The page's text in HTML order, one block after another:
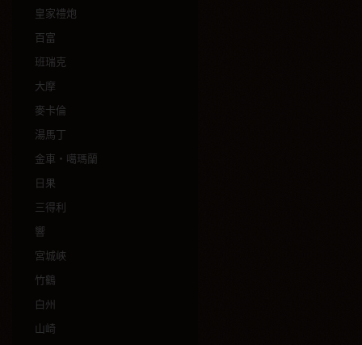
皇家禮炮
百富
班瑞克
大摩
麥卡倫
湯馬丁
金車‧噶瑪蘭
日果
三得利
響
宮城峽
竹鶴
白州
山崎